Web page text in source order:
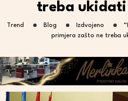
treba ukidati
Trend Blog Izdvojeno
primjera zašto ne treba